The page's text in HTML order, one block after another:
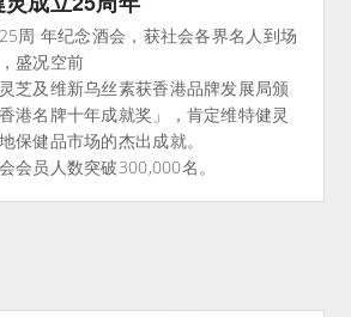
周 年纪念酒会，获社会各界名人到场
盛况空前​
芝及维新乌丝素获香港品牌发展局颁
港名牌十年成就奖」，肯定维特健灵
保健品市场的杰出成就。​
会员人数突破300,000名。